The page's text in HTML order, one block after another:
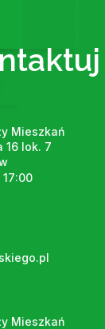
Mieszkań
16 lok. 7
Mieszkań